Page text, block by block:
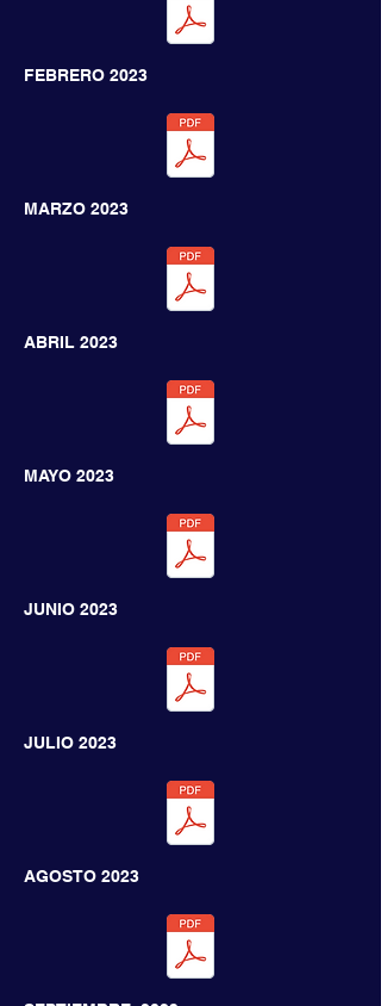
FEBRERO 2023
MARZO 2023
ABRIL 2023
MAYO 2023
JUNIO 2023
JULIO 2023
AGOSTO 2023